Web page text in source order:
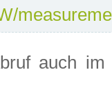
auch